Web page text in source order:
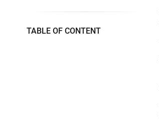
TABLE OF CONTENT